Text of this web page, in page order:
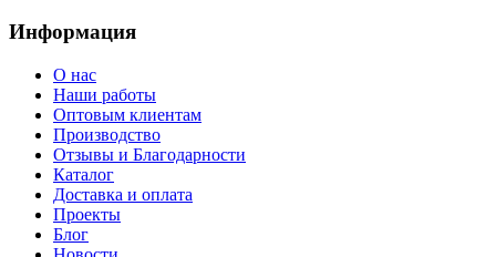
Информация
О нас
Наши работы
Оптовым клиентам
Производство
Отзывы и Благодарности
Каталог
Доставка и оплата
Проекты
Блог